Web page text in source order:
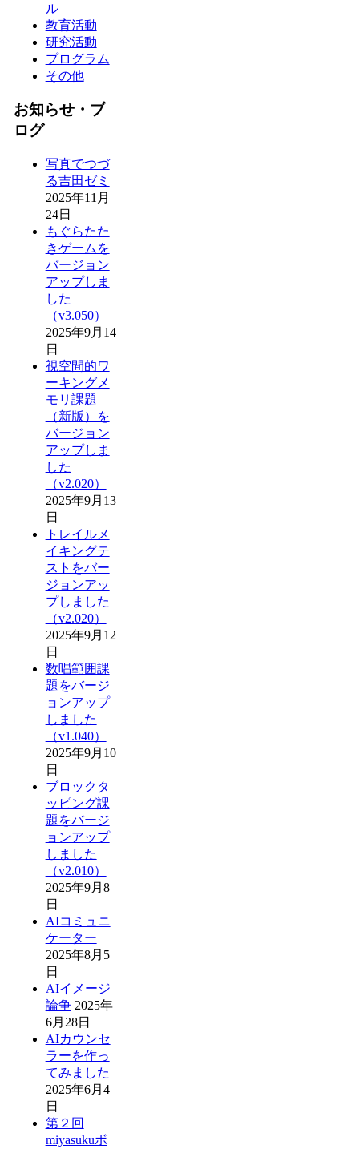
ル
教育活動
研究活動
プログラム
その他
お知らせ・ブ
ログ
写真でつづ
る吉田ゼミ
2025年11月
24日
もぐらたた
きゲームを
バージョン
アップしま
した
（v3.050）
2025年9月14
日
視空間的ワ
ーキングメ
モリ課題
（新版）を
バージョン
アップしま
した
（v2.020）
2025年9月13
日
トレイルメ
イキングテ
ストをバー
ジョンアッ
プしました
（v2.020）
2025年9月12
日
数唱範囲課
題をバージ
ョンアップ
しました
（v1.040）
2025年9月10
日
ブロックタ
ッピング課
題をバージ
ョンアップ
しました
（v2.010）
2025年9月8
日
AIコミュニ
ケーター
2025年8月5
日
AIイメージ
論争 2025年
6月28日
AIカウンセ
ラーを作っ
てみました
2025年6月4
日
第２回
miyasukuボ